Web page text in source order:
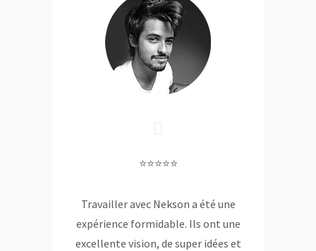
⭐⭐⭐⭐⭐
Travailler avec Nekson a été une
expérience formidable. Ils ont une
excellente vision, de super idées et